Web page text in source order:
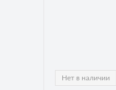
Нет в наличии